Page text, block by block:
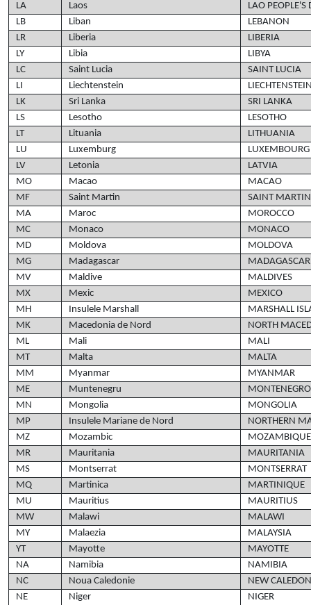
LA
Laos
LAO PEOPLE'S
LB
Liban
LEBANON
LR
Liberia
LIBERIA
LY
Libia
LIBYA
LC
Saint Lucia
SAINT LUCIA
LI
Liechtenstein
LK
Sri Lanka
SRI LANKA
LS
Lesotho
LESOTHO
LT
Lituania
LITHUANIA
LU
Luxemburg
LUXEMBOURG
LV
Letonia
LATVIA
MO
Macao
MACAO
MF
Saint Martin
SAINT
MA
Maroc
MOROCCO
MC
Monaco
MONACO
MD
Moldova
MOLDOVA
MG
Madagascar
MADAGASCAR
MV
Maldive
MALDIVES
MX
Mexic
MEXICO
MH
Insulele Marshall
MARSHALL
MK
Macedonia de Nord
NORTH
ML
Mali
MALI
MT
Malta
MALTA
MM
Myanmar
MYANMAR
ME
Muntenegru
MONTENEGRO
MN
Mongolia
MONGOLIA
MP
Insulele Mariane de Nord
NORTHERN
MZ
Mozambic
MOZAMBIQUE
MR
Mauritania
MAURITANIA
MS
Montserrat
MONTSERRAT
MQ
Martinica
MARTINIQUE
MU
Mauritius
MAURITIUS
MW
Malawi
MALAWI
MY
Malaezia
MALAYSIA
YT
Mayotte
MAYOTTE
NA
Namibia
NAMIBIA
NC
Noua Caledonie
NEW
NE
Niger NIGER